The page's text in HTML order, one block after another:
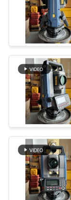
PRIVACY
POLICY